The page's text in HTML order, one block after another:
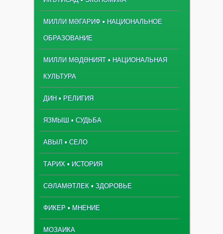
МИЛЛИ МӘГАРИФ ▪ НАЦИОНАЛЬНОЕ
ОБРАЗОВАНИЕ
МИЛЛИ МӘДӘНИЯТ ▪ НАЦИОНАЛЬНАЯ
КУЛЬТУРА
ДИН ▪ РЕЛИГИЯ
ЯЗМЫШ ▪ СУДЬБА
АВЫЛ ▪ СЕЛО
ТАРИХ ▪ ИСТОРИЯ
СӘЛАМӘТЛЕК ▪ ЗДОРОВЬЕ
ФИКЕР ▪ МНЕНИЕ
МОЗАИКА